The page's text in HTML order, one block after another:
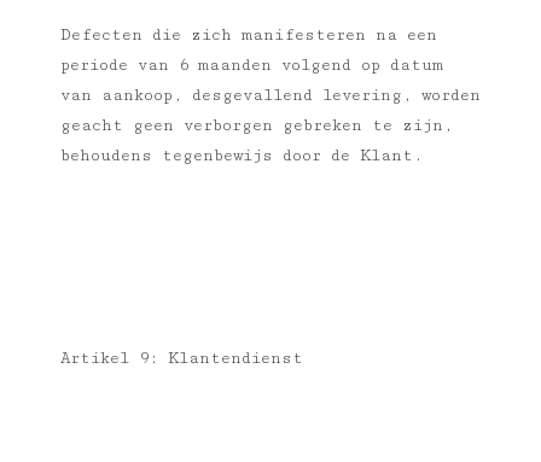
Defecten die zich manifesteren na een
periode van 6 maanden volgend op datum
van aankoop, desgevallend levering, worden
geacht geen verborgen gebreken te zijn,
behoudens tegenbewijs door de Klant.
Artikel 9: Klantendienst